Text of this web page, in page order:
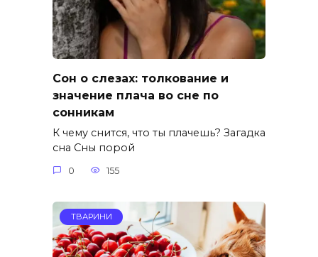
Сон о слезах: толкование и
значение плача во сне по
сонникам
К чему снится, что ты плачешь? Загадка
сна Сны порой
0 155
ТВАРИНИ